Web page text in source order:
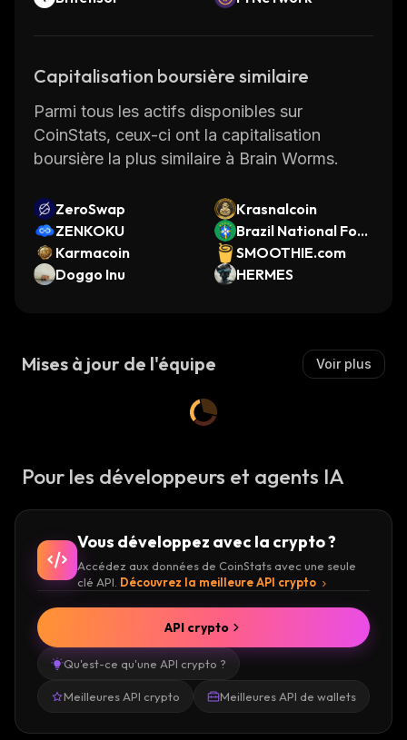
Capitalisation boursière similaire
Parmi tous les actifs disponibles sur
CoinStats, ceux-ci ont la capitalisation
boursière la plus similaire à Brain Worms.
ZeroSwap
Krasnalcoin
ZENKOKU
Brazil National Foot
ball Team Fan Toke
n
Karmacoin
SMOOTHIE.com
Doggo Inu
HERMES
Mises à jour de l'équipe Voir plus
Pour les développeurs et agents IA
Vous développez avec la crypto ?
Accédez aux données de CoinStats avec une seule
clé API. Découvrez la meilleure API crypto
Qu'est-ce qu'une API crypto ?
Meilleures API crypto Meilleures API de wallets
API crypto